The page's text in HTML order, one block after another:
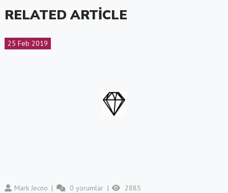
RELATED ARTICLE
Mark Jecno 0yorumlar 2885
25 Feb 2019